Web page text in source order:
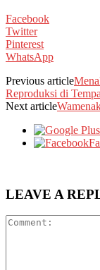
Facebook
Twitter
Pinterest
WhatsApp
Previous article
Reproduksi di
Next article
LEAVE A